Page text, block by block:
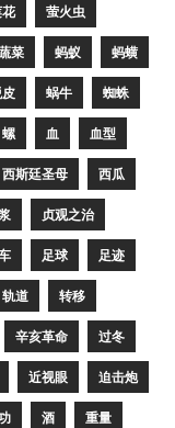
萤火虫
菜 蚂蚁 蚂蟥
蜗牛 蜘蛛
螺 血 血型
西斯廷圣母 西瓜
贞观之治
足球 足迹
轨道 转移
辛亥革命 过冬
近视眼 迫击炮
酒 重量